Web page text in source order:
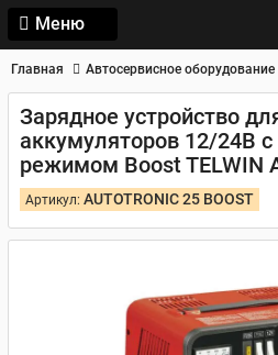
Меню
Главная Автосервисное оборудование
Зарядное устройство
аккумуляторов 12/24В
режимом Boost TELWIN
Артикул: AUTOTRONIC 25 BOOST